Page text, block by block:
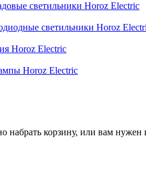
современные подвесные
светильники Horoz Electric
садовые светильники Horoz
светильники Horoz
светильники
Horoz Electric
Horoz Electric filter
Horoz Electric
набрать корзину, или вам